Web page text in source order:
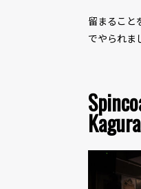
留まること
でやられま